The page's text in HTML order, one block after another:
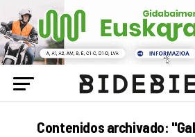
Contenidos archivado: